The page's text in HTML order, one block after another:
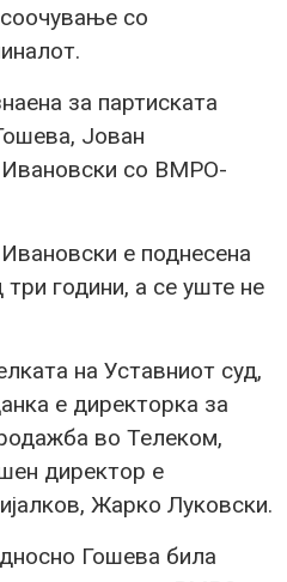
со
за партиската
Јован
со ВМРО-
е поднесена
три години, а се уште не
на Уставниот суд,
е директорка за
во Телеком,
директор е
Жарко Луковски.
Гошева била